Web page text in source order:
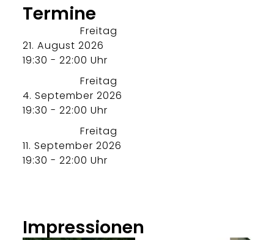
Termine
Freitag
21. August 2026
19:30 - 22:00 Uhr
Freitag
4. September 2026
19:30 - 22:00 Uhr
Freitag
11. September 2026
19:30 - 22:00 Uhr
Impressionen